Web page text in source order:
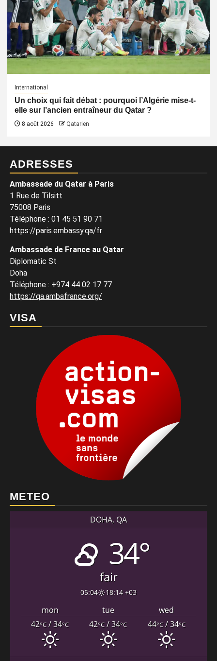
International
Un choix qui fait débat : pourquoi l’Algérie mise-t-
elle sur l’ancien entraîneur du Qatar ?
8 août 2026 Qatarien
ADRESSES
Ambassade du Qatar à Paris
1 Rue de Tilsitt
75008 Paris
Téléphone : 01 45 51 90 71
https://paris.embassy.qa/fr
Ambassade de France au Qatar
Diplomatic St
Doha
Téléphone : +974 44 02 17 77
https://qa.ambafrance.org/
VISA
METEO
DOHA, QA
34°
fair
05:04 18:14 +03
mon tue
wed
42°C/ 34°C 42°C/ 34°C 44°C/ 34°C